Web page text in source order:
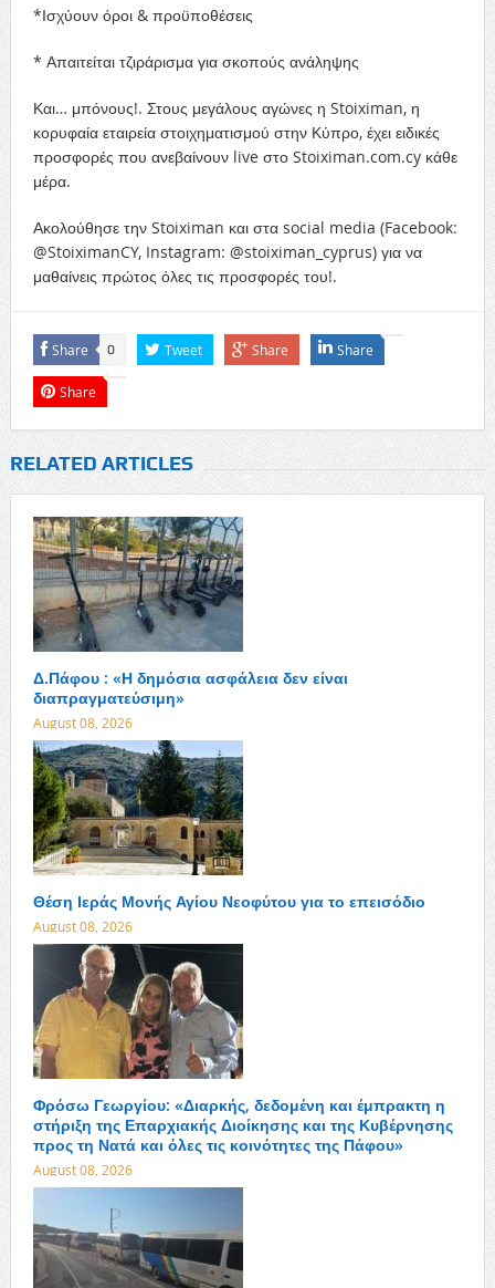
*Ισχύουν όροι & προϋποθέσεις
* Απαιτείται τζιράρισμα για σκοπούς ανάληψης
Και… μπόνους!. Στους μεγάλους αγώνες η Stoiximan, η
κορυφαία εταιρεία στοιχηματισμού στην Κύπρο, έχει ειδικές
προσφορές που ανεβαίνουν live στο Stoiximan.com.cy κάθε
μέρα.
Ακολούθησε την Stoiximan και στα social media (Facebook:
@StoiximanCY, Instagram: @stoiximan_cyprus) για να
μαθαίνεις πρώτος όλες τις προσφορές του!.
Share 0 Tweet Share Share
Share
RELATED ARTICLES
Δ.Πάφου : «Η δημόσια ασφάλεια δεν είναι
διαπραγματεύσιμη»
August 08, 2026
Θέση Ιεράς Μονής Αγίου Νεοφύτου για το επεισόδιο
August 08, 2026
Φρόσω Γεωργίου: «Διαρκής, δεδομένη και έμπρακτη η
στήριξη της Επαρχιακής Διοίκησης και της Κυβέρνησης
προς τη Νατά και όλες τις κοινότητες της Πάφου»
August 08, 2026